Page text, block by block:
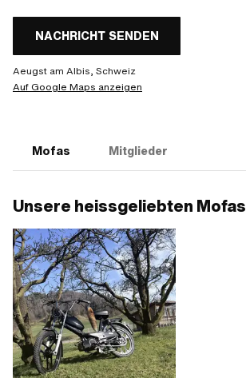
NACHRICHT SENDEN
Aeugst am Albis, Schweiz
Auf Google Maps anzeigen
Mofas Mitglieder
Unsere heissgeliebten Mofas